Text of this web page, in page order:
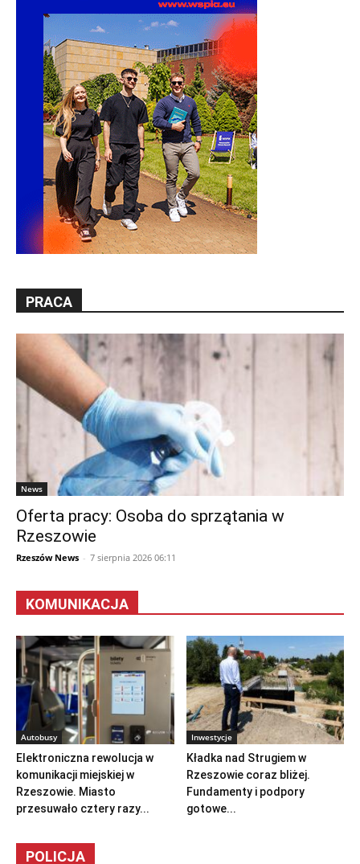
PRACA
News
Oferta pracy: Osoba do sprzątania w
Rzeszowie
Rzeszów News - 7 sierpnia 2026 06:11
KOMUNIKACJA
Autobusy
Elektroniczna rewolucja w
komunikacji miejskiej w
Rzeszowie. Miasto
przesuwało cztery razy...
Inwestycje
Kładka nad Strugiem w
Rzeszowie coraz bliżej.
Fundamenty i podpory
gotowe...
POLICJA